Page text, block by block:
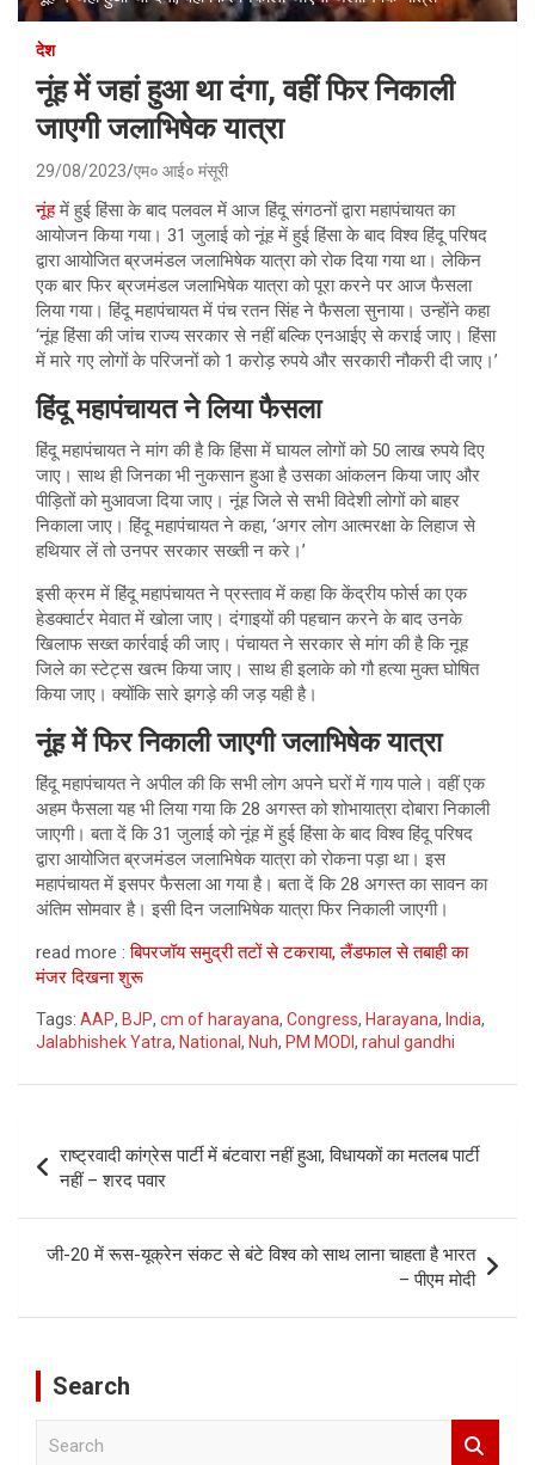
देश
नूंह में जहां हुआ था दंगा, वहीं फिर निकाली
जाएगी जलाभिषेक यात्रा
29/08/2023 एम० आई० मंसूरी
नूंहमें हुई हिंसा के बाद पलवल में आज हिंदू संगठनों द्वारा महापंचायत का
आयोजन किया गया। 31 जुलाई को नूंह में हुई हिंसा के बाद विश्व हिंदू परिषद
द्वारा आयोजित ब्रजमंडल जलाभिषेक यात्रा को रोक दिया गया था। लेकिन
एक बार फिर ब्रजमंडल जलाभिषेक यात्रा को पूरा करने पर आज फैसला
लिया गया। हिंदू महापंचायत में पंच रतन सिंह ने फैसला सुनाया। उन्होंने कहा
‘नूंह हिंसा की जांच राज्य सरकार से नहीं बल्कि एनआईए से कराई जाए। हिंसा
में मारे गए लोगों के परिजनों को 1 करोड़ रुपये और सरकारी नौकरी दी जाए।’
हिंदू महापंचायत ने लिया फैसला
हिंदू महापंचायत ने मांग की है कि हिंसा में घायल लोगों को 50 लाख रुपये दिए
जाए। साथ ही जिनका भी नुकसान हुआ है उसका आंकलन किया जाए और
पीड़ितों को मुआवजा दिया जाए। नूंह जिले से सभी विदेशी लोगों को बाहर
निकाला जाए। हिंदू महापंचायत ने कहा, ‘अगर लोग आत्मरक्षा के लिहाज से
हथियार लें तो उनपर सरकार सख्ती न करे।’
इसी क्रम में हिंदू महापंचायत ने प्रस्ताव में कहा कि केंद्रीय फोर्स का एक
हेडक्वार्टर मेवात में खोला जाए। दंगाइयों की पहचान करने के बाद उनके
खिलाफ सख्त कार्रवाई की जाए। पंचायत ने सरकार से मांग की है कि नूह
जिले का स्टेट्स खत्म किया जाए। साथ ही इलाके को गौ हत्या मुक्त घोषित
किया जाए। क्योंकि सारे झगड़े की जड़ यही है।
नूंह में फिर निकाली जाएगी जलाभिषेक यात्रा
हिंदू महापंचायत ने अपील की कि सभी लोग अपने घरों में गाय पाले। वहीं एक
अहम फैसला यह भी लिया गया कि 28 अगस्त को शोभायात्रा दोबारा निकाली
जाएगी। बता दें कि 31 जुलाई को नूंह में हुई हिंसा के बाद विश्व हिंदू परिषद
द्वारा आयोजित ब्रजमंडल जलाभिषेक यात्रा को रोकना पड़ा था। इस
महापंचायत में इसपर फैसला आ गया है। बता दें कि 28 अगस्त का सावन का
अंतिम सोमवार है। इसी दिन जलाभिषेक यात्रा फिर निकाली जाएगी।
read more :बिपरजॉय समुद्री तटों से टकराया, लैंडफाल से तबाही का
मंजर दिखना शुरू
Tags: AAP, BJP, cm of harayana, Congress, Harayana, India,
Jalabhishek Yatra, National , Nuh, PM MODI , rahul gandhi
navigation
राष्ट्रवादी कांग्रेस पार्टी में बंटवारा नहीं हुआ, विधायकों का मतलब पार्टी
नहीं – शरद पवार
जी-20 में रूस-यूक्रेन संकट से बंटे विश्व को साथ लाना चाहता है भारत
– पीएम मोदी
Search